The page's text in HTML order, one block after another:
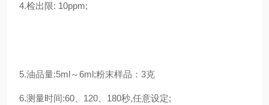
4.检出限: 10ppm;
5.油品量:5ml～6ml;粉末样品：3克
6.测量时间:60、120、180秒,任意设定;